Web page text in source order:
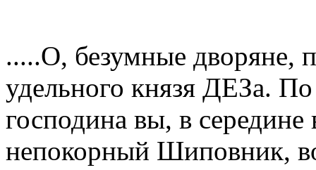
.....О, безумные дворяне,
удельного князя ДЕЗа.
господина вы, в
непокорный Шиповник,